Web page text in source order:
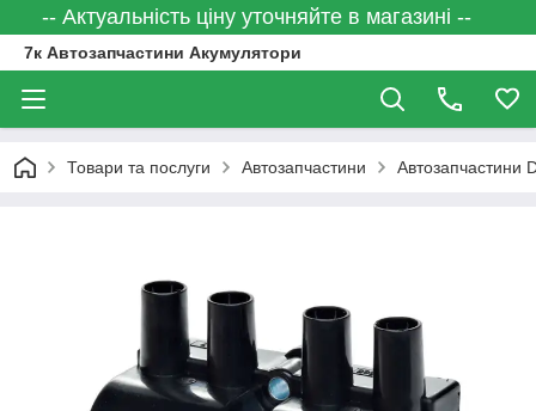
-- Актуальність ціну уточняйте в магазині --
7к Автозапчастини Акумулятори
Товари та послуги Автозапчастини Автозапчастини